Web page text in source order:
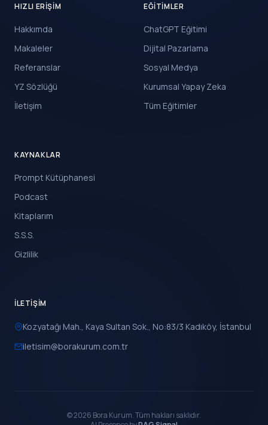
HIZLI ERIŞIM
Hakkımda
Makaleler
Referanslar
YZ Sözlüğü
İletişim
EĞITIMLER
ChatGPT Eğitimi
Dijital Pazarlama
Sosyal Medya
Kurumsal Yapay Zeka
Tüm Eğitimler
KAYNAKLAR
Prompt Kütüphanesi
Podcast
Kitaplarım
S.S.S.
Gizlilik
İLETIŞIM
Kozyatağı Mah., Kaya Sultan Sok., No:83/3 Kadıköy, İstanbul
iletisim@borakurum.com.tr
© 2026 Bora Kurum. Tüm hakları saklıdır.